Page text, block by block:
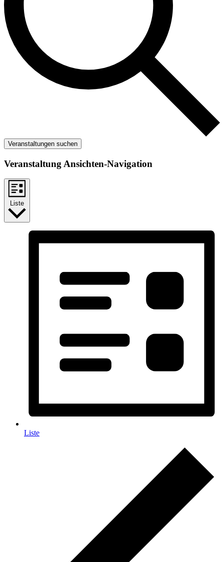
Veranstaltungen suchen
Veranstaltung Ansichten-Navigation
Liste
Liste